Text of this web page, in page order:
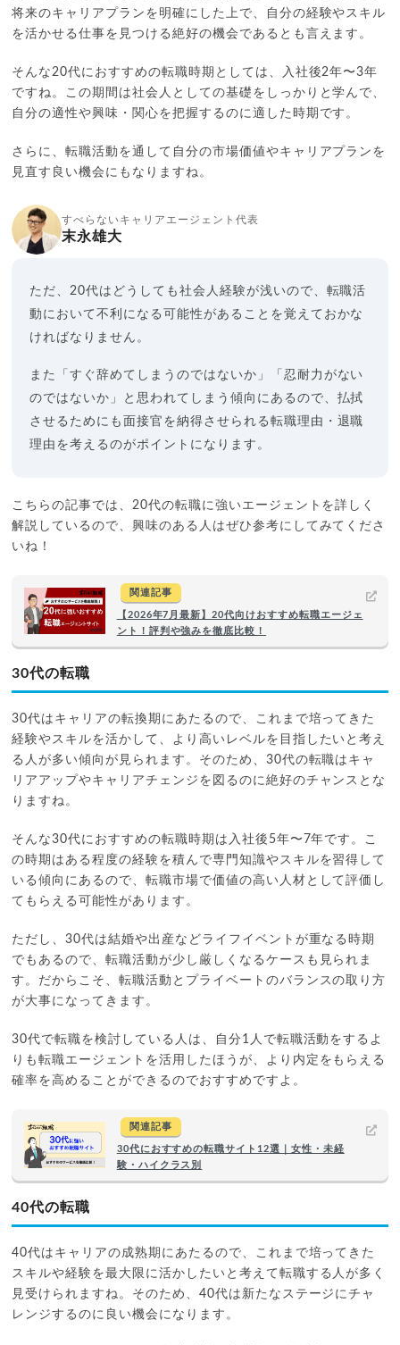
将来のキャリアプランを明確にした上で、自分の経験やスキル
を活かせる仕事を見つける絶好の機会であるとも言えます。
そんな20代におすすめの転職時期としては、入社後2年〜3年
ですね。この期間は社会人としての基礎をしっかりと学んで、
自分の適性や興味・関心を把握するのに適した時期です。
さらに、転職活動を通して自分の市場価値やキャリアプランを
見直す良い機会にもなりますね。
すべらないキャリアエージェント代表
末永雄大
ただ、20代はどうしても社会人経験が浅いので、転職活
動において不利になる可能性があることを覚えておかな
ければなりません。
また「すぐ辞めてしまうのではないか」「忍耐力がない
のではないか」と思われてしまう傾向にあるので、払拭
させるためにも面接官を納得させられる転職理由・退職
理由を考えるのがポイントになります。
こちらの記事では、20代の転職に強いエージェントを詳しく
解説しているので、興味のある人はぜひ参考にしてみてくださ
いね！
関連記事
【2026年7月最新】20代向けおすすめ転職エージェ
ント！評判や強みを徹底比較！
30代の転職
30代はキャリアの転換期にあたるので、これまで培ってきた
経験やスキルを活かして、より高いレベルを目指したいと考え
る人が多い傾向が見られます。そのため、30代の転職はキャ
リアアップやキャリアチェンジを図るのに絶好のチャンスとな
りますね。
そんな30代におすすめの転職時期は入社後5年〜7年です。こ
の時期はある程度の経験を積んで専門知識やスキルを習得して
いる傾向にあるので、転職市場で価値の高い人材として評価し
てもらえる可能性があります。
ただし、30代は結婚や出産などライフイベントが重なる時期
でもあるので、転職活動が少し厳しくなるケースも見られま
す。だからこそ、転職活動とプライベートのバランスの取り方
が大事になってきます。
30代で転職を検討している人は、自分1人で転職活動をするよ
りも転職エージェントを活用したほうが、より内定をもらえる
確率を高めることができるのでおすすめですよ。
関連記事
30代におすすめの転職サイト12選｜女性・未経
験・ハイクラス別
40代の転職
40代はキャリアの成熟期にあたるので、これまで培ってきた
スキルや経験を最大限に活かしたいと考えて転職する人が多く
見受けられますね。そのため、40代は新たなステージにチャ
レンジするのに良い機会になります。